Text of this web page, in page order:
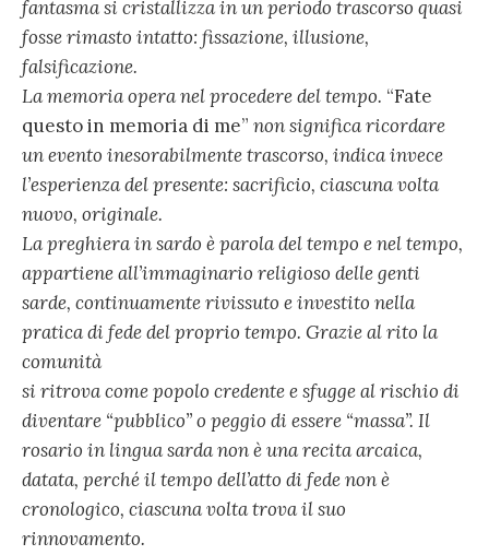
fantasma si cristallizza in un periodo trascorso quasi
fosse rimasto intatto: fissazione, illusione,
falsificazione.
La memoria opera nel procedere del tempo. “Fate
questo in memoria di me” non significa ricordare
un evento inesorabilmente trascorso, indica invece
l’esperienza del presente: sacrificio, ciascuna volta
nuovo, originale.
La preghiera in sardo è parola del tempo e nel tempo,
appartiene all’immaginario religioso delle genti
sarde, continuamente rivissuto e investito nella
pratica di fede del proprio tempo. Grazie al rito la
comunità
si ritrova come popolo credente e sfugge al rischio di
diventare “pubblico” o peggio di essere “massa”. Il
rosario in lingua sarda non è una recita arcaica,
datata, perché il tempo dell’atto di fede non è
cronologico, ciascuna volta trova il suo
rinnovamento.